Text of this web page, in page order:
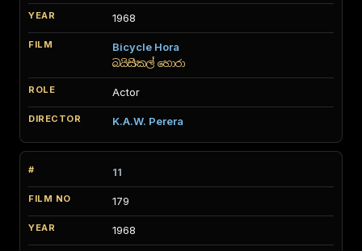
1968
Bicycle Hora
බයිසිකල් හොරා
Actor
K.A.W. Perera
11
179
1968